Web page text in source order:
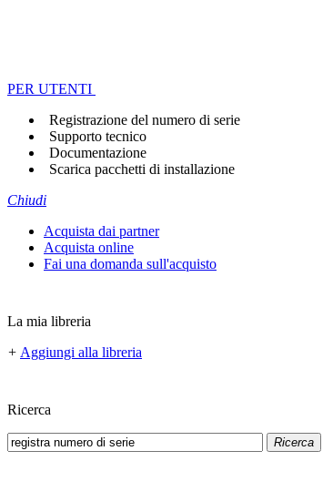
PER UTENTI
Registrazione del numero di serie
Supporto tecnico
Documentazione
Scarica pacchetti di installazione
Chiudi
Acquista dai partner
Acquista online
Fai una domanda sull'acquisto
La mia libreria
+ Aggiungi alla libreria
Ricerca
Ricerca